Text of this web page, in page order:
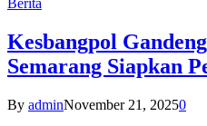
Berita
Kesbangpol
Semarang Siapkan
By adminNovember 21, 20250